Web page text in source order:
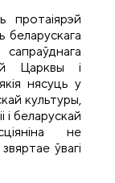
протаіярэй
беларускага
Царквы і
нясуць у
культуры,
і беларускай
не
ўвагі